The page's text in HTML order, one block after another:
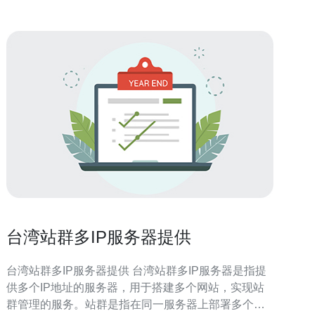
台湾站群多IP服务器提供
台湾站群多IP服务器提供 台湾站群多IP服务器是指提
供多个IP地址的服务器，用于搭建多个网站，实现站
群管理的服务。站群是指在同一服务器上部署多个网